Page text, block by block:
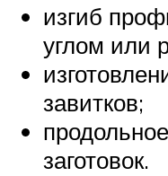
изгиб
углом или
завитков;
заготовок.